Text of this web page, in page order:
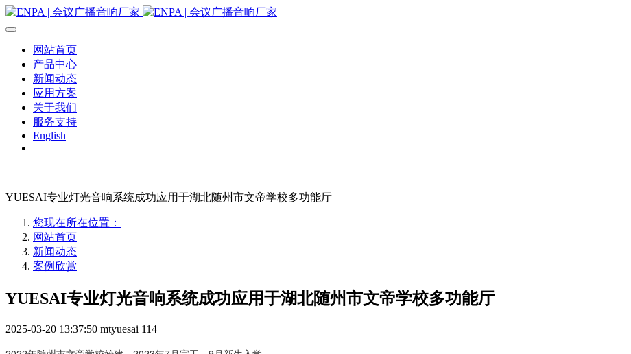
网站首页
产品中心
新闻动态
应用方案
关于我们
服务支持
English
YUESAI专业灯光音响系统成功应用于湖北随州市文帝学校多功能厅
您现在所在位置：
网站首页
新闻动态
案例欣赏
YUESAI专业灯光音响系统成功应用于湖北随州市文帝学校多功能厅
2025-03-20 13:37:50 mtyuesai 114